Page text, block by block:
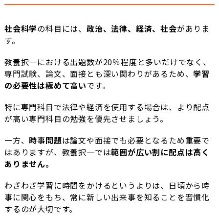
社会科学の科目には、 政治、法律、経済、社会がありま
す。
教養択一における出題数が20％程度と多いだけでなく、
専門試験、論文、面接とも深い関わりがあるため、学習
の必要性は極めて高いです。
特に専門科目で法律や経済を使用する場合は、より配点
が高い専門科目の勉強を優先させましょう。
一方、 時事問題は論文や面接でも必要となるため重要で
はありますが、教養択一では範囲が広い割に配点は高く
ありません。
わざわざ学習に時間をかけるというよりは、日頃から時
事に関心をもち、常に新しい出来事を知ることを習慣化
するのが大切です。